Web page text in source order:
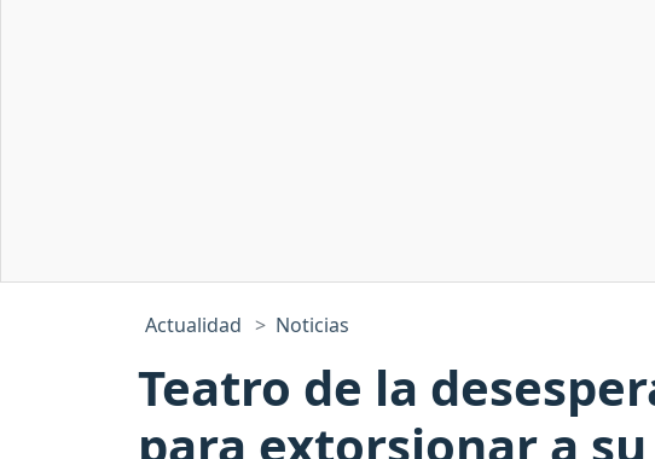
Actualidad Noticias
Teatro de la
para extorsionar a